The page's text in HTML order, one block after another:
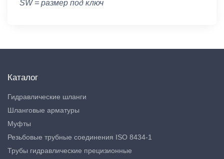
SW = размер под ключ
Каталог
Гидравлические шланги
Шланговые арматуры
Муфты
Резьбовые трубные соединения ISO 8434-1
Трубы гидравлические прецизионные